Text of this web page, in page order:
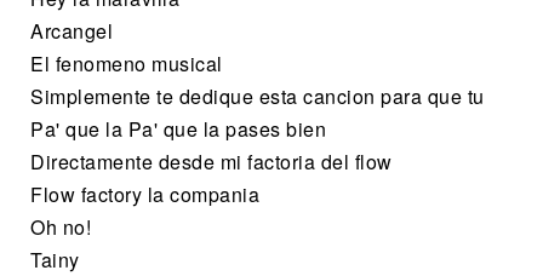
Arcangel
El fenomeno musical
Simplemente te dedique esta cancion para que tu
Pa' que la Pa' que la pases bien
Directamente desde mi factoria del flow
Flow factory la compania
Oh no!
Tainy